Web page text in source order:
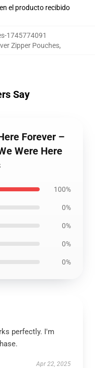
el producto recibido
1745774091
Zipper Pouches,
Say
Forever –
Were Here
100%
0%
0%
0%
0%
perfectly. I'm
Apr 22, 2025